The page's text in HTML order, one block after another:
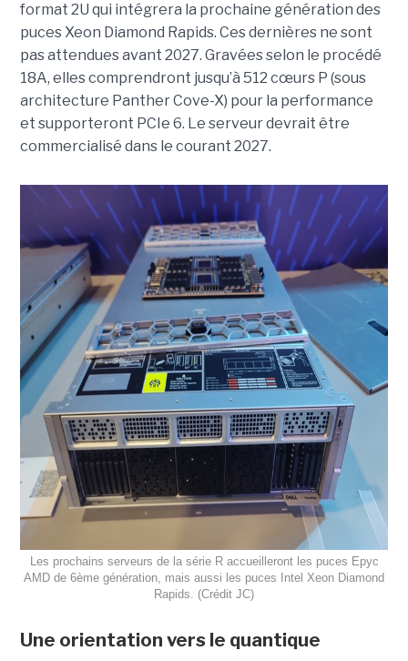
format 2U qui intégrera la prochaine génération des
puces Xeon Diamond Rapids. Ces dernières ne sont
pas attendues avant 2027. Gravées selon le procédé
18A, elles comprendront jusqu’à 512 cœurs P (sous
architecture Panther Cove-X) pour la performance
et supporteront PCIe 6. Le serveur devrait être
commercialisé dans le courant 2027.
Les prochains serveurs de la série R accueilleront les puces Epyc
AMD de 6ème génération, mais aussi les puces Intel Xeon Diamond
Rapids. (Crédit JC)
Une orientation vers le quantique